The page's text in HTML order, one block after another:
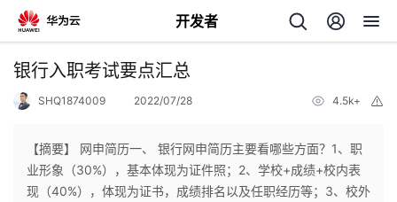
开发者
返
银行入职考试要点汇总
SHQ1874009 2022/07/28 4.5k+
【摘要】 ​网申简历一、 银行网申简历主要看哪些方面？1、职
业形象（30%），基本体现为证件照；2、学校+成绩+校内表
现（40%），体现为证书，成绩排名以及任职经历等；3、校外